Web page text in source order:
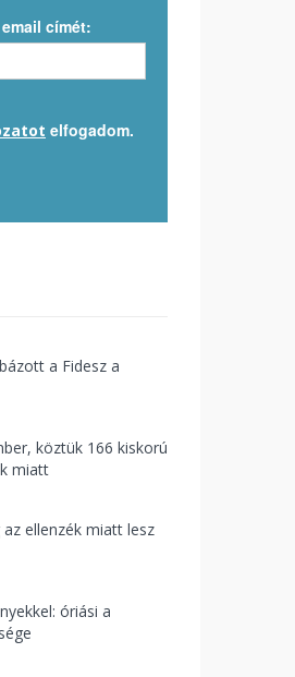
címét:
elfogadom.
a Fidesz a
köztük 166 kiskorú
miatt
ellenzék miatt lesz
óriási a